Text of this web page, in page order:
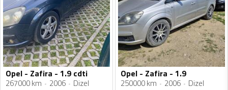
Opel - Zafira - 1.9 cdti
267000 km 2006 Dizel
Opel - Zafira - 1.9
250000 km 2006 Dizel